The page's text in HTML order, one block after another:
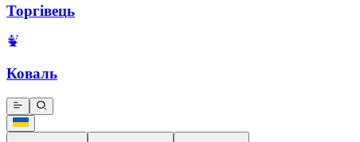
Торгівець
Коваль